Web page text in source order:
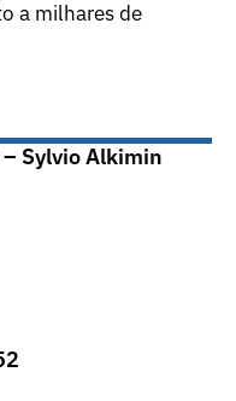
a milhares de
Sylvio Alkimin